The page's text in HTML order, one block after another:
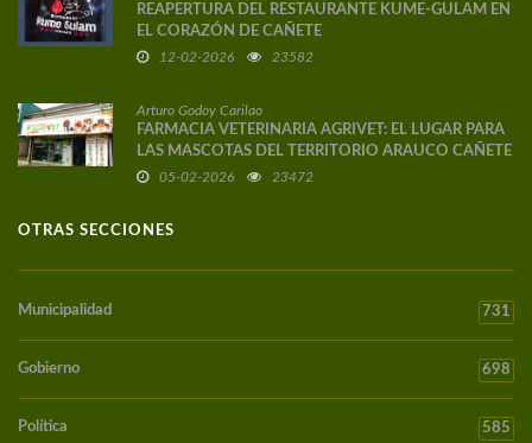
REAPERTURA DEL RESTAURANTE KUME-GULAM EN
EL CORAZÓN DE CAÑETE
12-02-2026 23582
Arturo Godoy Carilao
FARMACIA VETERINARIA AGRIVET: EL LUGAR PARA
LAS MASCOTAS DEL TERRITORIO ARAUCO CAÑETE
05-02-2026 23472
OTRAS SECCIONES
Municipalidad 731
Gobierno 698
Política 585